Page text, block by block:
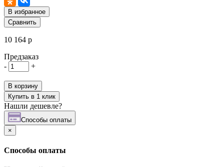
В избранное
Сравнить
10 164 р
Предзаказ
-
+
В корзину
Купить в 1 клик
Нашли дешевле?
Cпособы оплаты
×
Cпособы оплаты